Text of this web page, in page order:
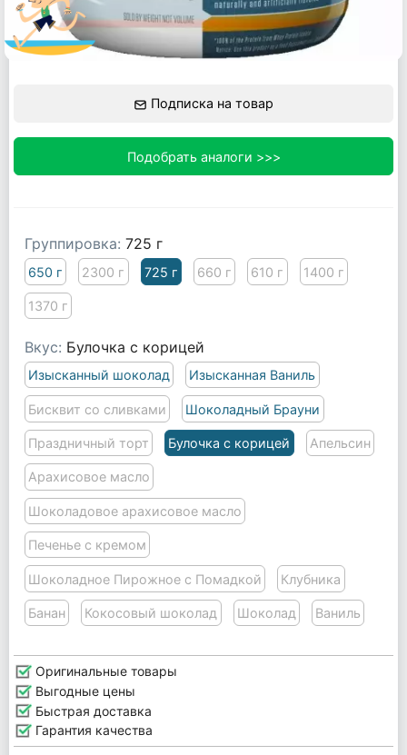
Подписка на товар
Подобрать аналоги >>>
Группировка: 725 г
650 г 2300 г 725 г 660 г 610 г 1400 г
1370 г
Вкус: Булочка с корицей
Изысканный шоколад Изысканная Ваниль
Бисквит со сливками Шоколадный Брауни
Праздничный торт Булочка с корицей Апельсин
Арахисовое масло
Шоколадовое арахисовое масло
Печенье с кремом
Шоколадное Пирожное с Помадкой Клубника
Банан Кокосовый шоколад Шоколад Ваниль
Оригинальные товары
Выгодные цены
Быстрая доставка
Гарантия качества